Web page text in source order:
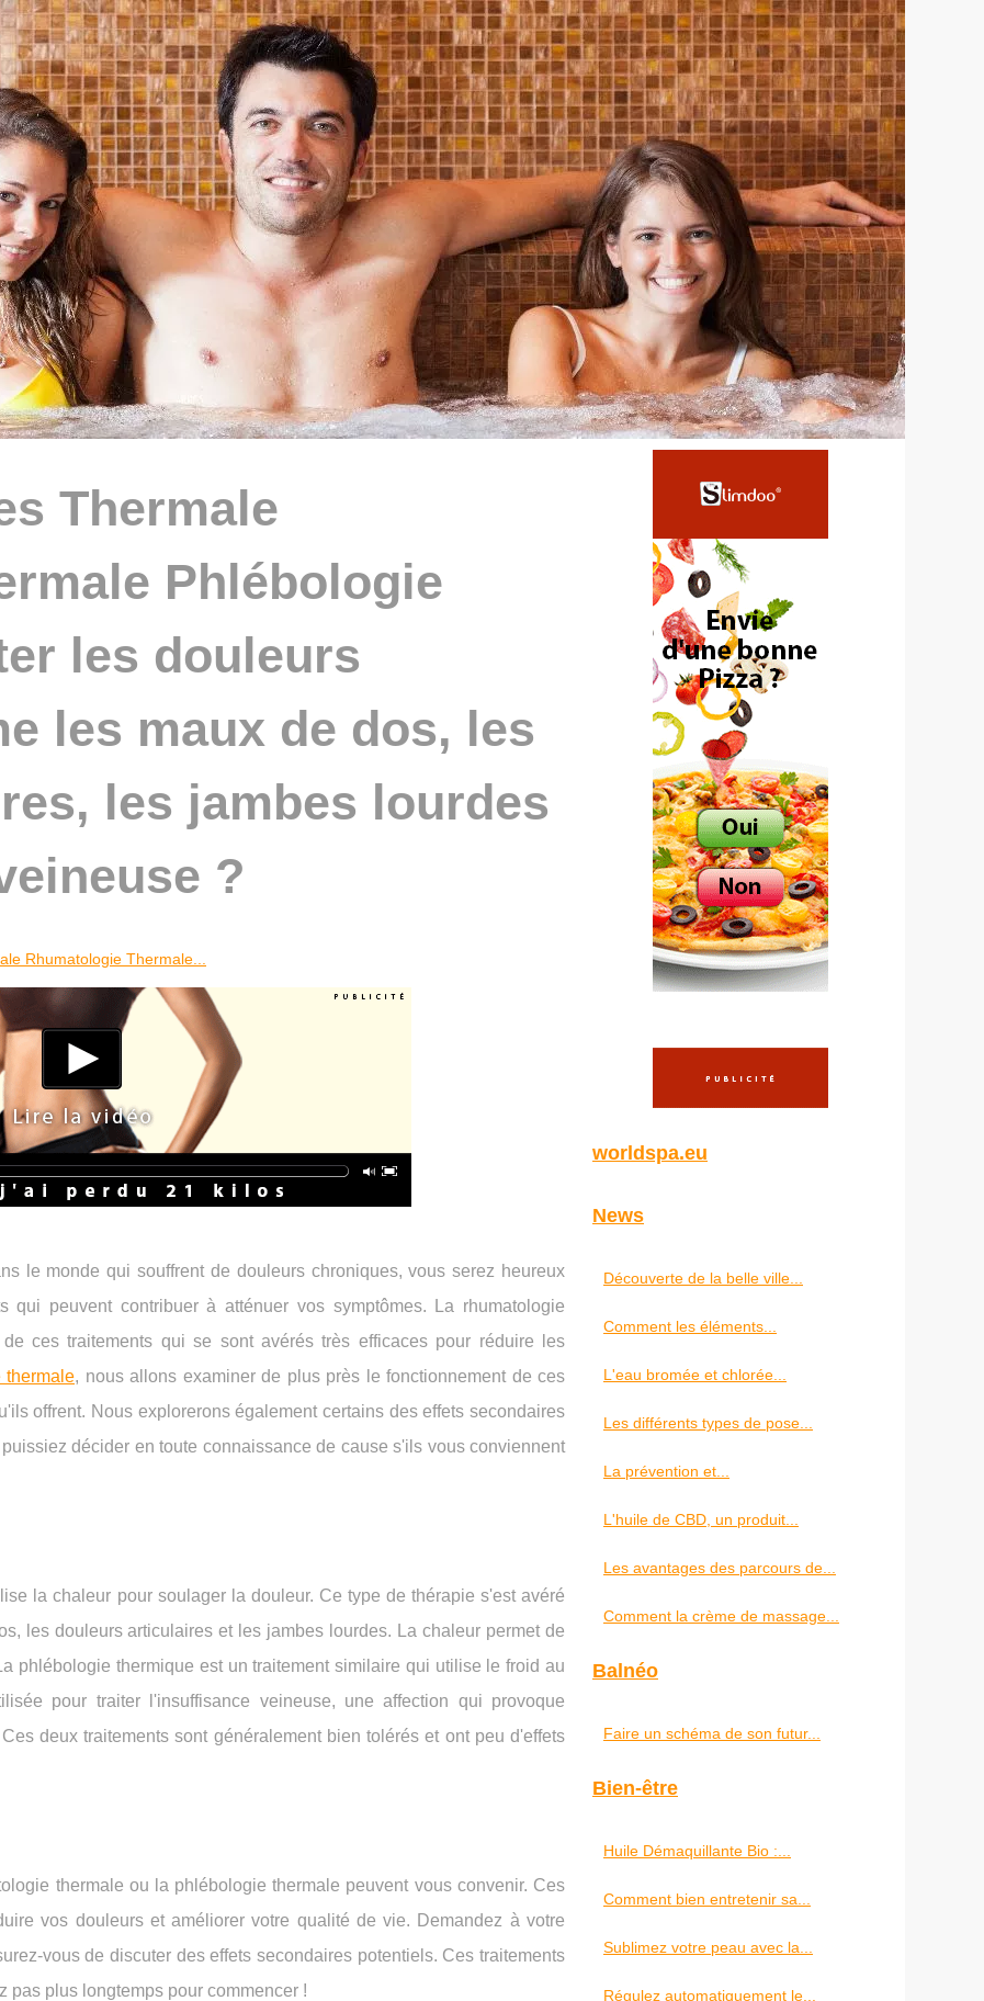
Thermale
Phlébologie
les douleurs
les maux de dos, les
les jambes lourdes
?
Rhumatologie Thermale...
le monde qui souffrent de douleurs chroniques, vous serez heureux
qui peuvent contribuer à atténuer vos symptômes. La rhumatologie
ces traitements qui se sont avérés très efficaces pour réduire les
thermale, nous allons examiner de plus près le fonctionnement de ces
offrent. Nous explorerons également certains des effets secondaires
décider en toute connaissance de cause s'ils vous conviennent
la chaleur pour soulager la douleur. Ce type de thérapie s'est avéré
les douleurs articulaires et les jambes lourdes. La chaleur permet de
phlébologie thermique est un traitement similaire qui utilise le froid au
pour traiter l'insuffisance veineuse, une affection qui provoque
deux traitements sont généralement bien tolérés et ont peu d'effets
thermale ou la phlébologie thermale peuvent vous convenir. Ces
vos douleurs et améliorer votre qualité de vie. Demandez à votre
vous de discuter des effets secondaires potentiels. Ces traitements
pas plus longtemps pour commencer !
worldspa.eu
News
Découverte de la belle ville...
Comment les éléments...
L'eau bromée et chlorée...
Les différents types de pose...
La prévention et...
L'huile de CBD, un produit...
Les avantages des parcours de...
Comment la crème de massage...
Balnéo
Faire un schéma de son futur...
Bien-être
Huile Démaquillante Bio :...
Comment bien entretenir sa...
Sublimez votre peau avec la...
Régulez automatiquement le...